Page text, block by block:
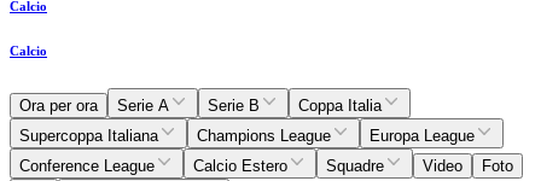
Calcio
Calcio
Ora per ora Serie A Serie B
Coppa Italia
Supercoppa Italiana
Champions League
Europa League
Conference League
Calcio Estero Squadre Video
Foto